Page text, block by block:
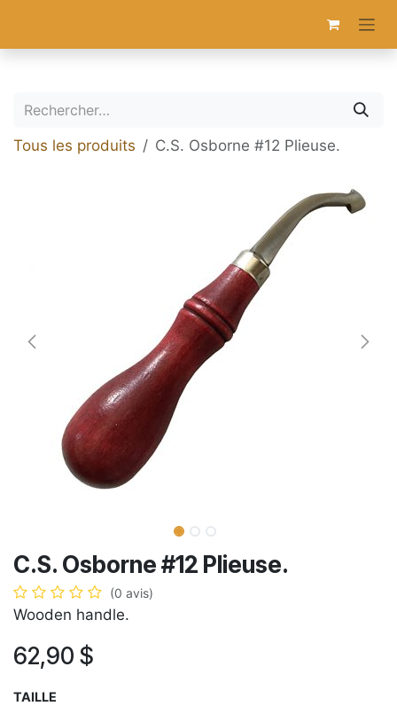
Tous les produits C.S. Osborne #12 Plieuse.
C.S. Osborne #12 Plieuse.
(0 avis)
Wooden handle.
62,90 $
TAILLE